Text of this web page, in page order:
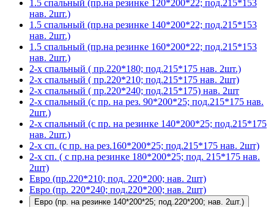
1.5 спальный (пр.на резинке 120*200*22; под.215*153
нав. 2шт.)
1.5 спальный (пр.на резинке 140*200*22; под.215*153
нав. 2шт.)
1.5 спальный (пр.на резинке 160*200*22; под.215*153
нав. 2шт.)
2-х спальный ( пр.220*180; под.215*175 нав. 2шт.)
2-х спальный ( пр.220*210; под.215*175 нав. 2шт)
2-х спальный ( пр.220*240; под.215*175) нав. 2шт
2-х спальный (с пр. на рез. 90*200*25; под.215*175 нав.
2шт.)
2-х спальный (с пр. на резинке 140*200*25; под.215*175
нав. 2шт.)
2-х сп. (с пр. на рез.160*200*25; под.215*175 нав. 2шт)
2-х сп. ( с пр.на резинке 180*200*25; под. 215*175 нав.
2шт)
Евро (пр.220*210; под. 220*200; нав. 2шт)
Евро (пр. 220*240; под.220*200; нав. 2шт)
Евро (пр. на резинке 140*200*25; под.220*200; нав. 2шт.)